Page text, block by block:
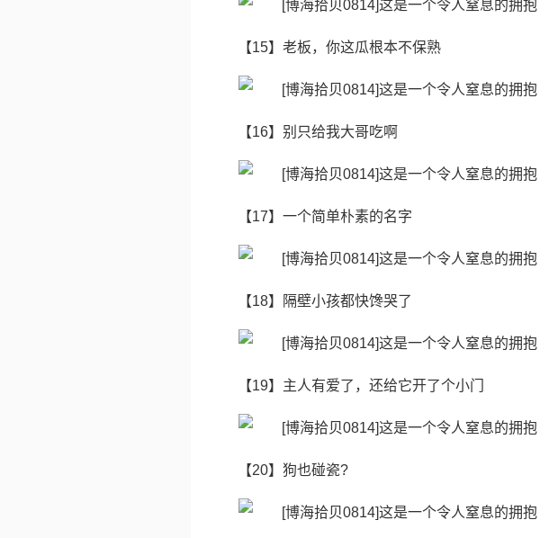
【15】老板，你这瓜根本不保熟
【16】别只给我大哥吃啊
【17】一个简单朴素的名字
【18】隔壁小孩都快馋哭了
【19】主人有爱了，还给它开了个小门
【20】狗也碰瓷?